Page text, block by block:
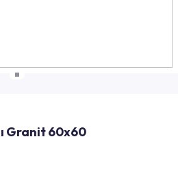
Granit 60x60